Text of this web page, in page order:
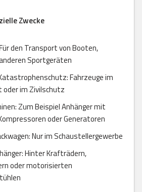
Zwecke
den Transport von Booten,
Sportgeräten
Fahrzeuge im
im Zivilschutz
Zum Beispiel Anhänger mit
oder Generatoren
Nur im Schaustellergewerbe
Hinter Krafträdern,
oder motorisierten